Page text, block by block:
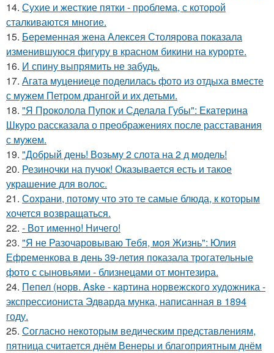
14. Сухие и жесткие пятки - проблема, с которой
сталкиваются многие.
15. Беременная жена Алексея Столярова показала
изменившуюся фигуру в красном бикини на курорте.
16. И спину выпрямить не забудь.
17. Агата муцениеце поделилась фото из отдыха вместе
с мужем Петром дрангой и их детьми.
18. "Я Проколола Пупок и Сделала Губы": Екатерина
Шкуро рассказала о преображениях после расставания
с мужем.
19. "Добрый день! Возьму 2 слота на 2 д модель!
20. Резиночки на пучок! Оказывается есть и такое
украшение для волос.
21. Сохрани, потому что это те самые блюда, к которым
хочется возвращаться.
22. - Вот именно! Ничего!
23. "Я не Разочаровываю Тебя, моя Жизнь": Юлия
Ефременкова в день 39-летия показала трогательные
фото с сыновьями - близнецами от монтезира.
24. Пепел (норв. Aske - картина норвежского художника -
экспрессиониста Эдварда мунка, написанная в 1894
году.
25. Согласно некоторым ведическим представлениям,
пятница считается днём Венеры и благоприятным днём